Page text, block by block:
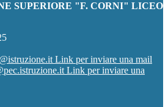
SUPERIORE "F. CORNI" LICEO
Link per inviare una mail
Link per inviare una